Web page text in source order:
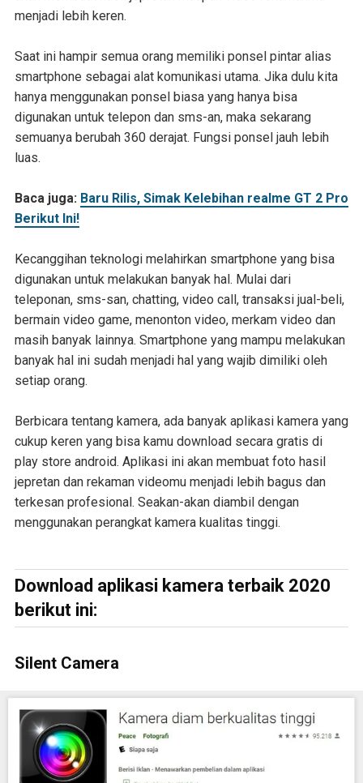
menjadi lebih keren.
Saat ini hampir semua orang memiliki ponsel pintar alias
smartphone sebagai alat komunikasi utama. Jika dulu kita
hanya menggunakan ponsel biasa yang hanya bisa
digunakan untuk telepon dan sms-an, maka sekarang
semuanya berubah 360 derajat. Fungsi ponsel jauh lebih
luas.
Baca juga: Baru Rilis, Simak Kelebihan realme GT 2 Pro
Berikut Ini!
Kecanggihan teknologi melahirkan smartphone yang bisa
digunakan untuk melakukan banyak hal. Mulai dari
teleponan, sms-san, chatting, video call, transaksi jual-beli,
bermain video game, menonton video, merkam video dan
masih banyak lainnya. Smartphone yang mampu melakukan
banyak hal ini sudah menjadi hal yang wajib dimiliki oleh
setiap orang.
Berbicara tentang kamera, ada banyak aplikasi kamera yang
cukup keren yang bisa kamu download secara gratis di
play store android. Aplikasi ini akan membuat foto hasil
jepretan dan rekaman videomu menjadi lebih bagus dan
terkesan profesional. Seakan-akan diambil dengan
menggunakan perangkat kamera kualitas tinggi.
Download aplikasi kamera terbaik 2020
berikut ini:
Silent Camera